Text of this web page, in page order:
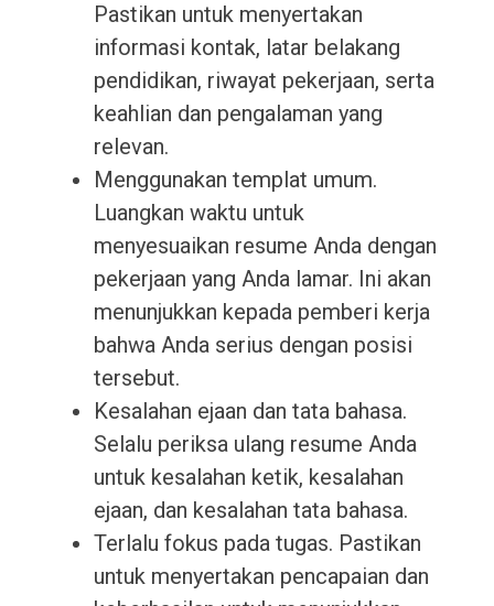
Pastikan untuk menyertakan
informasi kontak, latar belakang
pendidikan, riwayat pekerjaan, serta
keahlian dan pengalaman yang
relevan.
Menggunakan templat umum.
Luangkan waktu untuk
menyesuaikan resume Anda dengan
pekerjaan yang Anda lamar. Ini akan
menunjukkan kepada pemberi kerja
bahwa Anda serius dengan posisi
tersebut.
Kesalahan ejaan dan tata bahasa.
Selalu periksa ulang resume Anda
untuk kesalahan ketik, kesalahan
ejaan, dan kesalahan tata bahasa.
Terlalu fokus pada tugas. Pastikan
untuk menyertakan pencapaian dan